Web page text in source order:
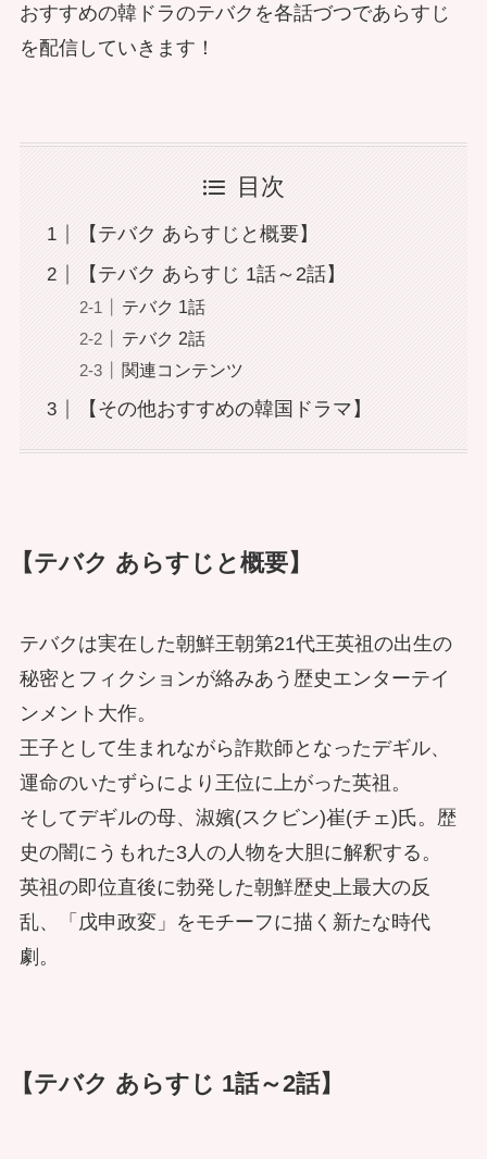
おすすめの韓ドラのテバクを各話づつであらすじ
を配信していきます！
目次
【テバク あらすじと概要】
【テバク あらすじ 1話～2話】
テバク 1話
テバク 2話
関連コンテンツ
【その他おすすめの韓国ドラマ】
【テバク あらすじと概要】
テバクは実在した朝鮮王朝第21代王英祖の出生の
秘密とフィクションが絡みあう歴史エンターテイ
ンメント大作。
王子として生まれながら詐欺師となったデギル、
運命のいたずらにより王位に上がった英祖。
そしてデギルの母、淑嬪(スクビン)崔(チェ)氏。歴
史の闇にうもれた3人の人物を大胆に解釈する。
英祖の即位直後に勃発した朝鮮歴史上最大の反
乱、「戊申政変」をモチーフに描く新たな時代
劇。
【テバク あらすじ 1話～2話】